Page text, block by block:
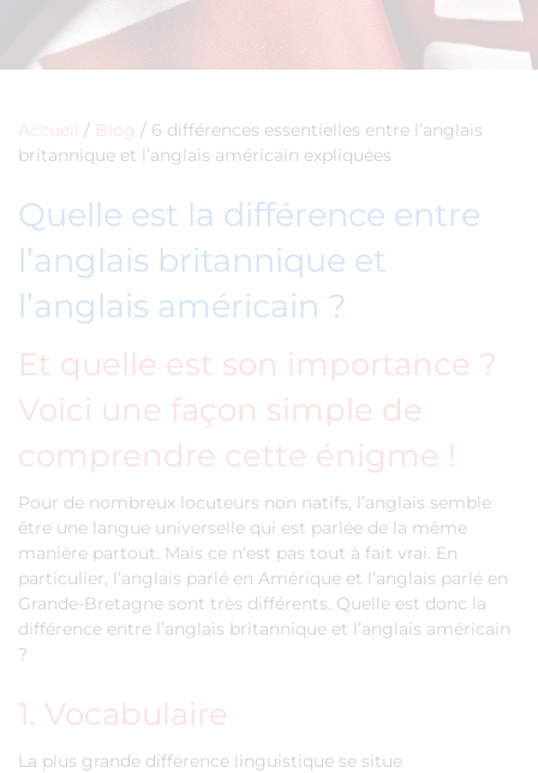
Accueil / Blog / 6 différences essentielles entre l’anglais
britannique et l’anglais américain expliquées
Quelle est la différence entre
l’anglais britannique et
l’anglais américain ?
Et quelle est son importance ?
Voici une façon simple de
comprendre cette énigme !
Pour de nombreux locuteurs non natifs, l’anglais semble
être une langue universelle qui est parlée de la même
manière partout. Mais ce n’est pas tout à fait vrai. En
particulier, l’anglais parlé en Amérique et l’anglais parlé en
Grande-Bretagne sont très différents. Quelle est donc la
différence entre l’anglais britannique et l’anglais américain
?
1. Vocabulaire
La plus grande différence linguistique se situe